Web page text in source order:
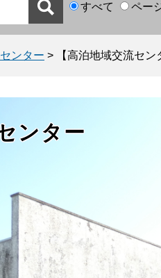
すべて ペー
ンター > 【高泊地域交流セ
ンター